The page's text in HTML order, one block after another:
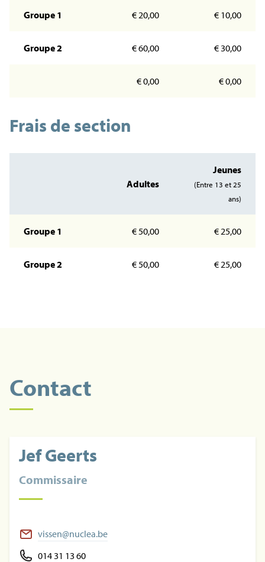
Groupe 1 € 20,00 € 10,00
Groupe 2 € 60,00 € 30,00
€ 0,00 € 0,00
Frais de section
Adultes
Jeunes
(Entre 13 et 25
ans)
Groupe 1 € 50,00 € 25,00
Groupe 2 € 50,00 € 25,00
Contact
Jef Geerts
Commissaire
vissen@nuclea.be
014 31 13 60